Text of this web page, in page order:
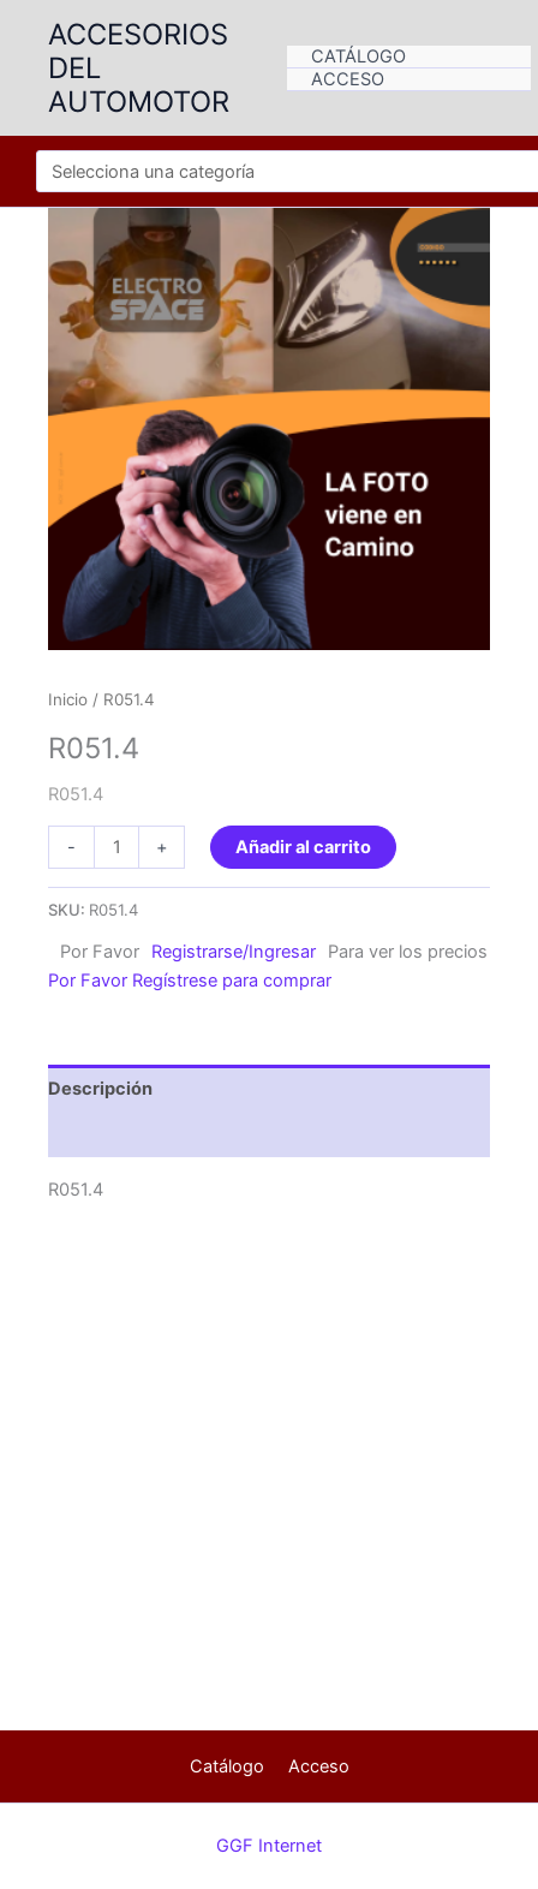
contenido
ACCESORIOS
DEL
AUTOMOTOR
CATÁLOGO
ACCESO
Inicio / R051.4
R051.4
R051.4
-
cantidad
+ Añadir al carrito
SKU: R051.4
Por Favor Registrarse/Ingresar
Para ver los precios
Por Favor Regístrese para comprar
Descripción
R051.4
Catálogo Acceso
GGF Internet